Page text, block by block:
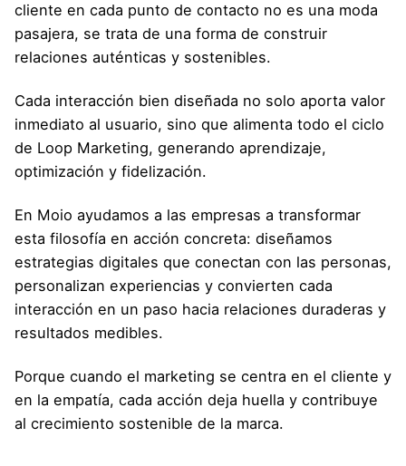
cliente en cada punto de contacto no es una moda
pasajera, se trata de una forma de construir
relaciones auténticas y sostenibles.
Cada interacción bien diseñada no solo aporta valor
inmediato al usuario, sino que alimenta todo el ciclo
de Loop Marketing, generando aprendizaje,
optimización y fidelización.
En Moio ayudamos a las empresas a transformar
esta filosofía en acción concreta: diseñamos
estrategias digitales que conectan con las personas,
personalizan experiencias y convierten cada
interacción en un paso hacia relaciones duraderas y
resultados medibles.
Porque cuando el marketing se centra en el cliente y
en la empatía, cada acción deja huella y contribuye
al crecimiento sostenible de la marca.